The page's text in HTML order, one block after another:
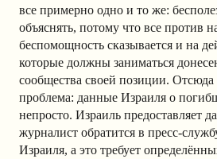
все примерно одно и то же:
объяснять, потому что все против
беспомощность сказывается и на
которые должны заниматься
сообщества своей позиции. Отсюда
проблема: данные Израиля о
непросто. Израиль предоставляет
журналист обратится в пресс-
Израиля, а это требует